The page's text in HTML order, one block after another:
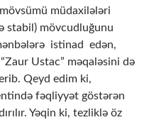
müdaxilələri
stabil) mövcudluğunu
istinad edən,
Ustac” məqaləsini də
Qeyd edim ki,
fəqliyyət göstərən
Yəqin ki, tezliklə öz